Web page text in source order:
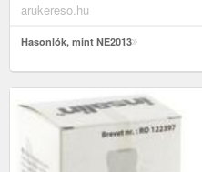
arukereso.hu
Hasonlók, mint NE2013